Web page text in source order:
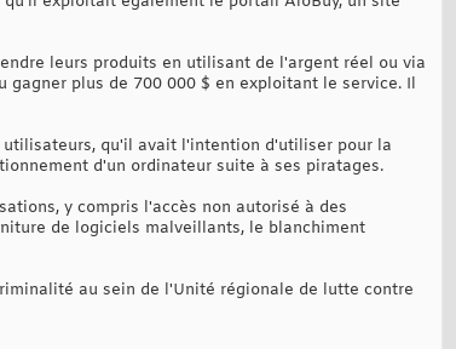
leurs produits en utilisant de l'argent réel ou via
plus de 700 000 $ en exploitant le service. Il
utilisateurs, qu'il avait l'intention d'utiliser pour la
d'un ordinateur suite à ses piratages.
y compris l'accès non autorisé à des
de logiciels malveillants, le blanchiment
au sein de l'Unité régionale de lutte contre